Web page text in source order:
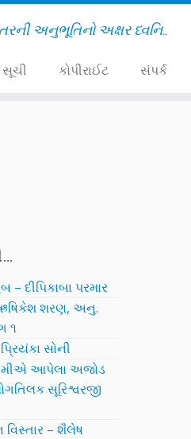
અનુભૂતિનો અક્ષર ધ્વનિ..
કોપીરાઈટ સંપર્ક
– દીપિકાબા પરમાર
શરણ, અનુ.
૧
સોની
આપેલા અજોડ
સૂરિશ્વરજી
– શૈલેષ